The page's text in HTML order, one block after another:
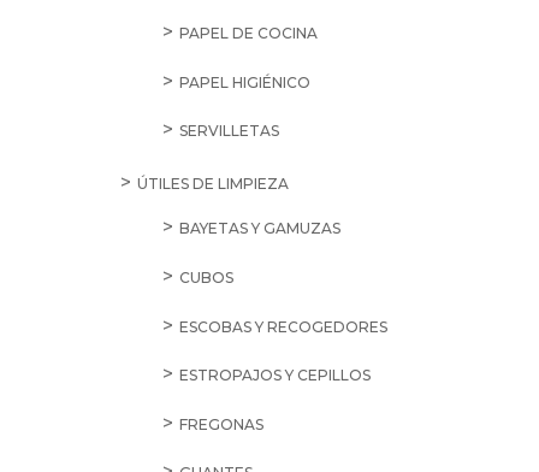
PAPEL DE COCINA
PAPEL HIGIÉNICO
SERVILLETAS
ÚTILES DE LIMPIEZA
BAYETAS Y GAMUZAS
CUBOS
ESCOBAS Y RECOGEDORES
ESTROPAJOS Y CEPILLOS
FREGONAS